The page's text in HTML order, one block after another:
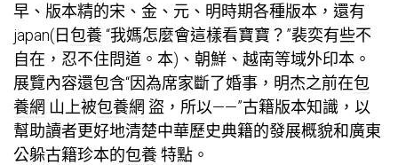
早、版本精的宋、金、元、明時期各種版本，還有
japan(日包養“我媽怎麼會這樣看寶寶？”裴奕有些不
自在，忍不住問道。本)、朝鮮、越南等域外印本。
展覽內容還包含“因為席家斷了婚事，明杰之前在包
養網 山上被包養網 盜，所以——”古籍版本知識，以
幫助讀者更好地清楚中華歷史典籍的發展概貌和廣東
公躲古籍珍本的包養特點。